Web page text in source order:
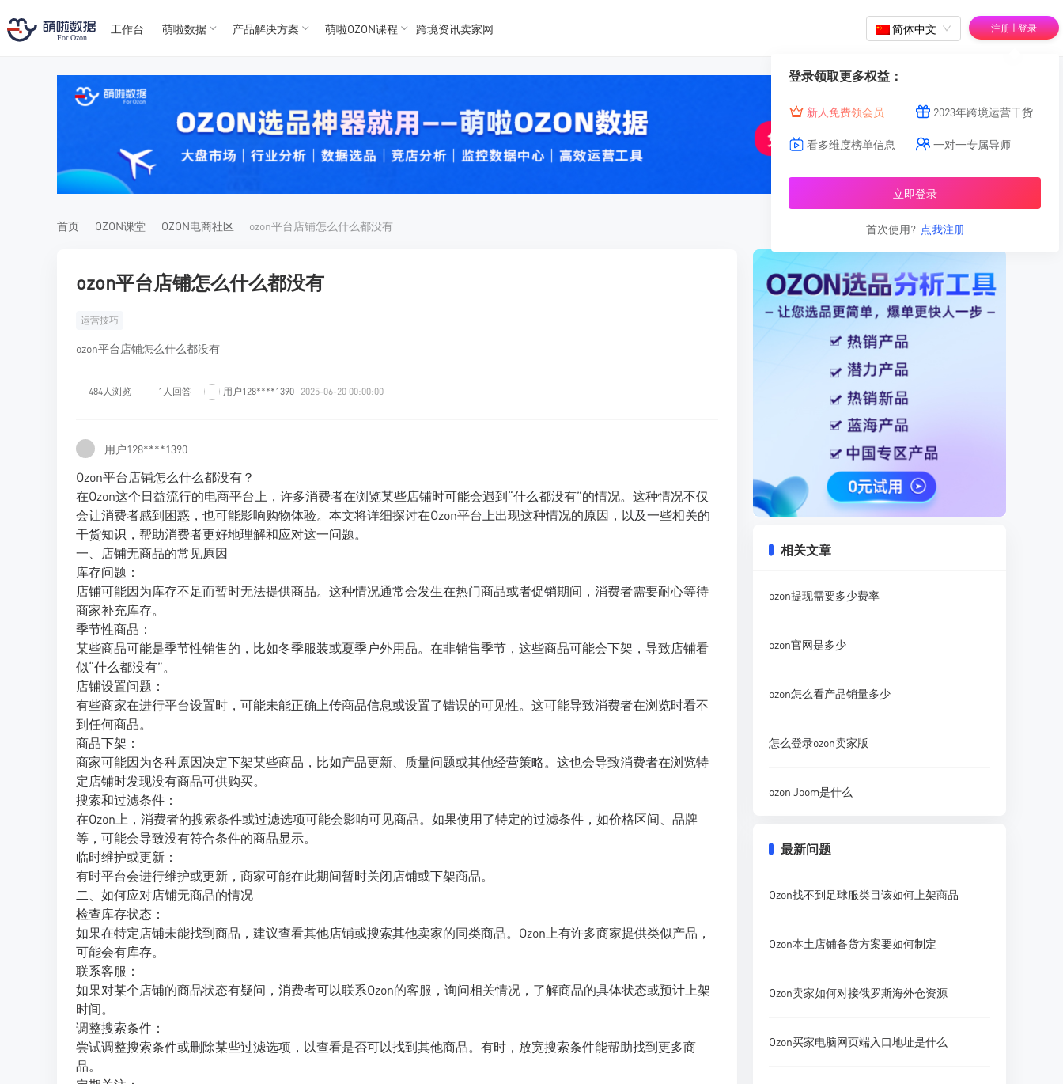
For Ozon
For OZon
TK数据
TK数据
工作台 萌啦数据 产品解决方案 萌啦OZON课程 跨境资讯卖家网 简体中文 注册 | 登录
登录领取更多权益：
新人免费领会员 2023年跨境运营干货
看多维度榜单信息 一对一专属导师
立即登录
首次使用? 点我注册
首页 OZON课堂 OZON电商社区 ozon平台店铺怎么什么都没有
ozon平台店铺怎么什么都没有
运营技巧
ozon平台店铺怎么什么都没有
484人浏览 1人回答 用户128****1390 2025-06-20 00:00:00
用户128****1390
Ozon平台店铺怎么什么都没有？
在Ozon这个日益流行的电商平台上，许多消费者在浏览某些店铺时可能会遇到“什么都没有”的情况。这种情况不仅
会让消费者感到困惑，也可能影响购物体验。本文将详细探讨在Ozon平台上出现这种情况的原因，以及一些相关的
干货知识，帮助消费者更好地理解和应对这一问题。
一、店铺无商品的常见原因
库存问题：
店铺可能因为库存不足而暂时无法提供商品。这种情况通常会发生在热门商品或者促销期间，消费者需要耐心等待
商家补充库存。
季节性商品：
某些商品可能是季节性销售的，比如冬季服装或夏季户外用品。在非销售季节，这些商品可能会下架，导致店铺看
似“什么都没有”。
店铺设置问题：
有些商家在进行平台设置时，可能未能正确上传商品信息或设置了错误的可见性。这可能导致消费者在浏览时看不
到任何商品。
商品下架：
商家可能因为各种原因决定下架某些商品，比如产品更新、质量问题或其他经营策略。这也会导致消费者在浏览特
定店铺时发现没有商品可供购买。
搜索和过滤条件：
在Ozon上，消费者的搜索条件或过滤选项可能会影响可见商品。如果使用了特定的过滤条件，如价格区间、品牌
等，可能会导致没有符合条件的商品显示。
临时维护或更新：
有时平台会进行维护或更新，商家可能在此期间暂时关闭店铺或下架商品。
二、如何应对店铺无商品的情况
检查库存状态：
如果在特定店铺未能找到商品，建议查看其他店铺或搜索其他卖家的同类商品。Ozon上有许多商家提供类似产品，
可能会有库存。
联系客服：
如果对某个店铺的商品状态有疑问，消费者可以联系Ozon的客服，询问相关情况，了解商品的具体状态或预计上架
时间。
调整搜索条件：
尝试调整搜索条件或删除某些过滤选项，以查看是否可以找到其他商品。有时，放宽搜索条件能帮助找到更多商
品。
相关文章
ozon提现需要多少费率
ozon官网是多少
ozon怎么看产品销量多少
怎么登录ozon卖家版
ozon Joom是什么
最新问题
Ozon找不到足球服类目该如何上架商品
Ozon本土店铺备货方案要如何制定
Ozon卖家如何对接俄罗斯海外仓资源
Ozon买家电脑网页端入口地址是什么